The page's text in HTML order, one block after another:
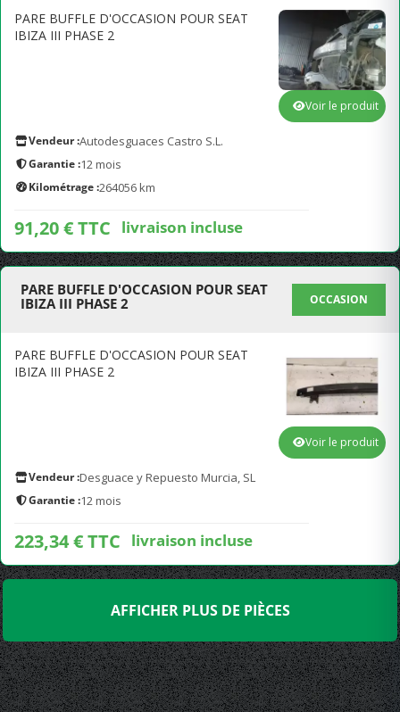
PARE BUFFLE D'OCCASION POUR SEAT
IBIZA III PHASE 2
Vendeur :Autodesguaces Castro S.L.
Garantie :12 mois
Kilométrage :264056 km
91,20 € TTC livraison incluse
Voir le produit
PARE BUFFLE D'OCCASION POUR SEAT
IBIZA III PHASE 2
OCCASION
PARE BUFFLE D'OCCASION POUR SEAT
IBIZA III PHASE 2
Vendeur :Desguace y Repuesto Murcia, SL
Garantie :12 mois
223,34 € TTC livraison incluse
Voir le produit
AFFICHER PLUS DE PIÈCES